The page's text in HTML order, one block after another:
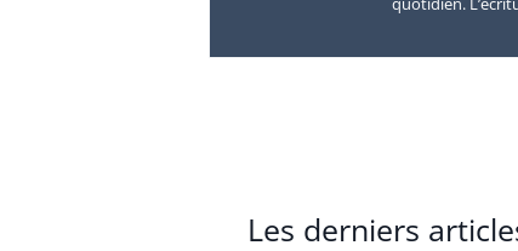
Les derniers